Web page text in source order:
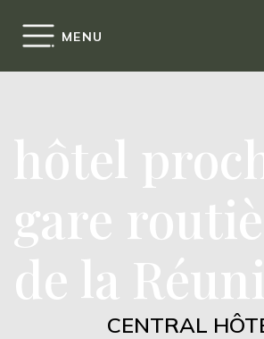
MENU
hôtel
gare
de la
CENTRAL